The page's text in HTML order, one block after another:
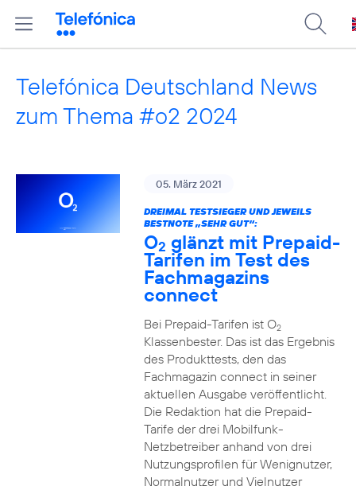
Telefónica Deutschland News
zum Thema #o2 2024
05. März 2021
DREIMAL TESTSIEGER UND JEWEILS
BESTNOTE „SEHR GUT“:
O2 glänzt mit Prepaid-
Tarifen im Test des
Fachmagazins
connect
Bei Prepaid-Tarifen ist O2
Klassenbester. Das ist das Ergebnis
des Produkttests, den das
Fachmagazin connect in seiner
aktuellen Ausgabe veröffentlicht.
Die Redaktion hat die Prepaid-
Tarife der drei Mobilfunk-
Netzbetreiber anhand von drei
Nutzungsprofilen für Wenignutzer,
Normalnutzer und Vielnutzer